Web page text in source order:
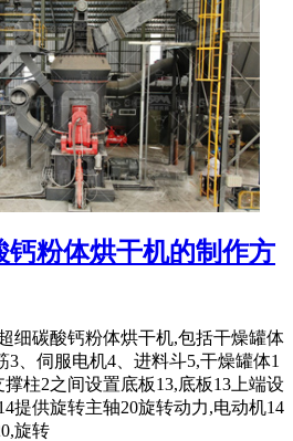
钙粉体烘干机的制作方
细碳酸钙粉体烘干机,包括干燥罐体
3、伺服电机4、进料斗5,干燥罐体1
柱2之间设置底板13,底板13上端设
提供旋转主轴20旋转动力,电动机14
旋转